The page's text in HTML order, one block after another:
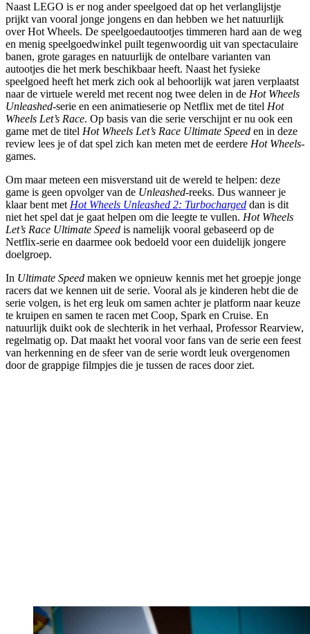
Naast LEGO is er nog ander speelgoed dat op het verlanglijstje
prijkt van vooral jonge jongens en dan hebben we het natuurlijk
over Hot Wheels. De speelgoedautootjes timmeren hard aan de weg
en menig speelgoedwinkel puilt tegenwoordig uit van spectaculaire
banen, grote garages en natuurlijk de ontelbare varianten van
autootjes die het merk beschikbaar heeft. Naast het fysieke
speelgoed heeft het merk zich ook al behoorlijk wat jaren verplaatst
naar de virtuele wereld met recent nog twee delen in de Hot Wheels
Unleashed-serie en een animatieserie op Netflix met de titel Hot
Wheels Let’s Race. Op basis van die serie verschijnt er nu ook een
game met de titel Hot Wheels Let’s Race Ultimate Speed en in deze
review lees je of dat spel zich kan meten met de eerdere Hot Wheels-
games.
Om maar meteen een misverstand uit de wereld te helpen: deze
game is geen opvolger van de Unleashed-reeks. Dus wanneer je
klaar bent met Hot Wheels Unleashed 2: Turbocharged dan is dit
niet het spel dat je gaat helpen om die leegte te vullen. Hot Wheels
Let’s Race Ultimate Speed is namelijk vooral gebaseerd op de
Netflix-serie en daarmee ook bedoeld voor een duidelijk jongere
doelgroep.
In Ultimate Speed maken we opnieuw kennis met het groepje jonge
racers dat we kennen uit de serie. Vooral als je kinderen hebt die de
serie volgen, is het erg leuk om samen achter je platform naar keuze
te kruipen en samen te racen met Coop, Spark en Cruise. En
natuurlijk duikt ook de slechterik in het verhaal, Professor Rearview,
regelmatig op. Dat maakt het vooral voor fans van de serie een feest
van herkenning en de sfeer van de serie wordt leuk overgenomen
door de grappige filmpjes die je tussen de races door ziet.